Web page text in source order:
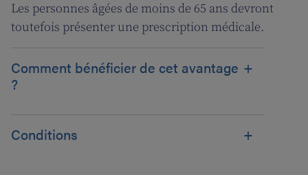
Les personnes âgées de moins de 65 ans devront
toutefois présenter une prescription médicale.
Comment bénéficier de cet avantage
?
Conditions